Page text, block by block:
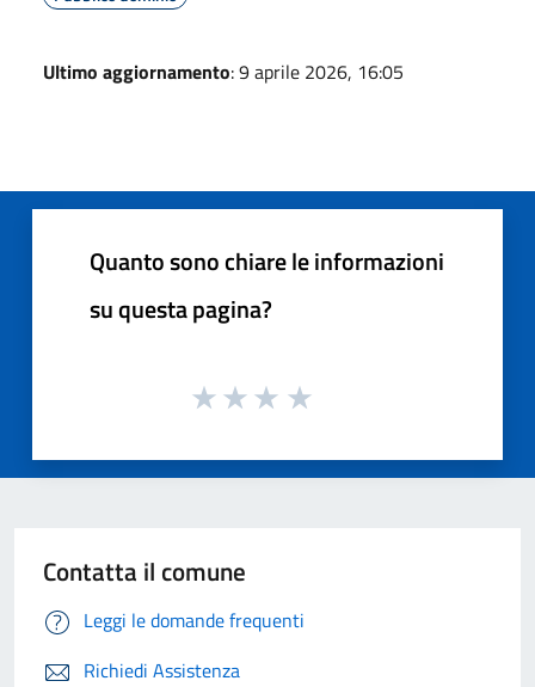
Ultimo aggiornamento: 9 aprile 2026, 16:05
Quanto sono chiare le informazioni
su questa pagina?
Contatta il comune
Leggi le domande frequenti
Richiedi Assistenza